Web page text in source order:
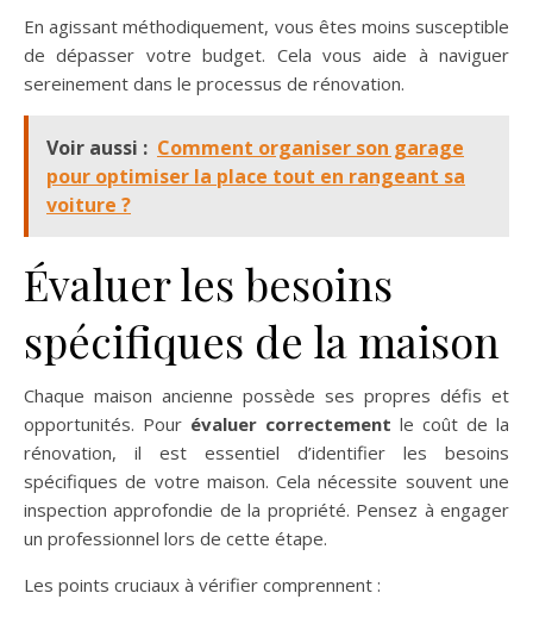
En agissant méthodiquement, vous êtes moins susceptible
de dépasser votre budget. Cela vous aide à naviguer
sereinement dans le processus de rénovation.
Voir aussi : Comment organiser son garage
pour optimiser la place tout en rangeant sa
voiture ?
Évaluer les besoins
spécifiques de la maison
Chaque maison ancienne possède ses propres défis et
opportunités. Pour évaluer correctement le coût de la
rénovation, il est essentiel d’identifier les besoins
spécifiques de votre maison. Cela nécessite souvent une
inspection approfondie de la propriété. Pensez à engager
un professionnel lors de cette étape.
Les points cruciaux à vérifier comprennent :